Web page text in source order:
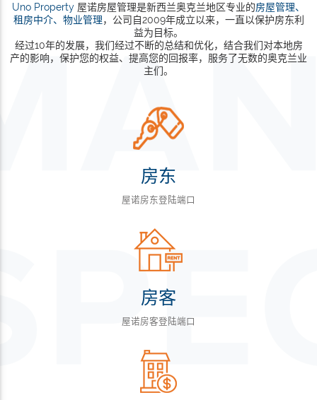
Uno Property 屋诺房屋管理是新西兰奥克兰地区专业的房屋管理、
租房中介、物业管理，公司自2009年成立以来，一直以保护房东利
益为目标。
经过10年的发展，我们经过不断的总结和优化，结合我们对本地房
产的影响，保护您的权益、提高您的回报率，服务了无数的奥克兰业
主们。
房东
屋诺房东登陆端口
房客
屋诺房客登陆端口